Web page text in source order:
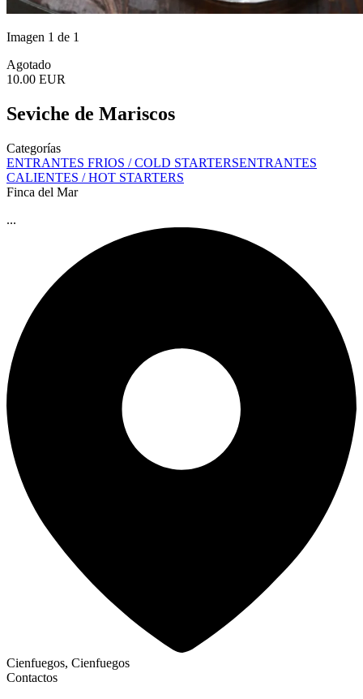
Imagen 1 de 1
Agotado
10.00 EUR
Seviche de Mariscos
Categorías
ENTRANTES FRIOS / COLD STARTERSENTRANTES
CALIENTES / HOT STARTERS
Finca del Mar
...
Cienfuegos, Cienfuegos
Contactos